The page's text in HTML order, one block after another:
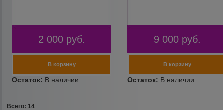
2 000 руб. 9 000 руб.
Всего: 14